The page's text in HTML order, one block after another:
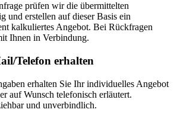
prüfen wir die übermittelten
und erstellen auf dieser Basis ein
kalkuliertes Angebot. Bei Rückfragen
Ihnen in Verbindung.
Telefon erhalten
erhalten Sie Ihr individuelles Angebot
auf Wunsch telefonisch erläutert.
und unverbindlich.